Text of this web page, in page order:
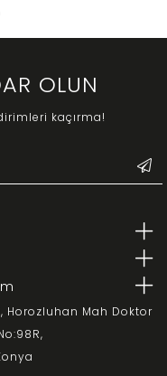
OLUN
kaçırma!
Horozluhan Mah Doktor